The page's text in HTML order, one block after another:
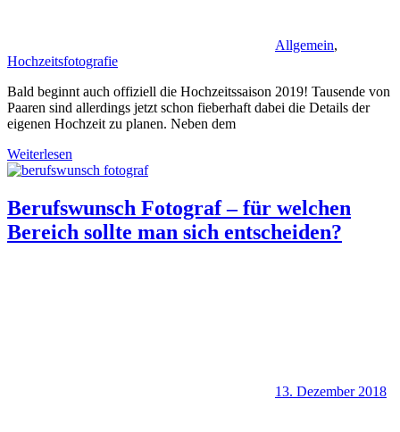
Allgemein,
Hochzeitsfotografie
Bald beginnt auch offiziell die Hochzeitssaison 2019! Tausende von
Paaren sind allerdings jetzt schon fieberhaft dabei die Details der
eigenen Hochzeit zu planen. Neben dem
Weiterlesen
Berufswunsch Fotograf – für welchen
Bereich sollte man sich entscheiden?
13. Dezember 2018